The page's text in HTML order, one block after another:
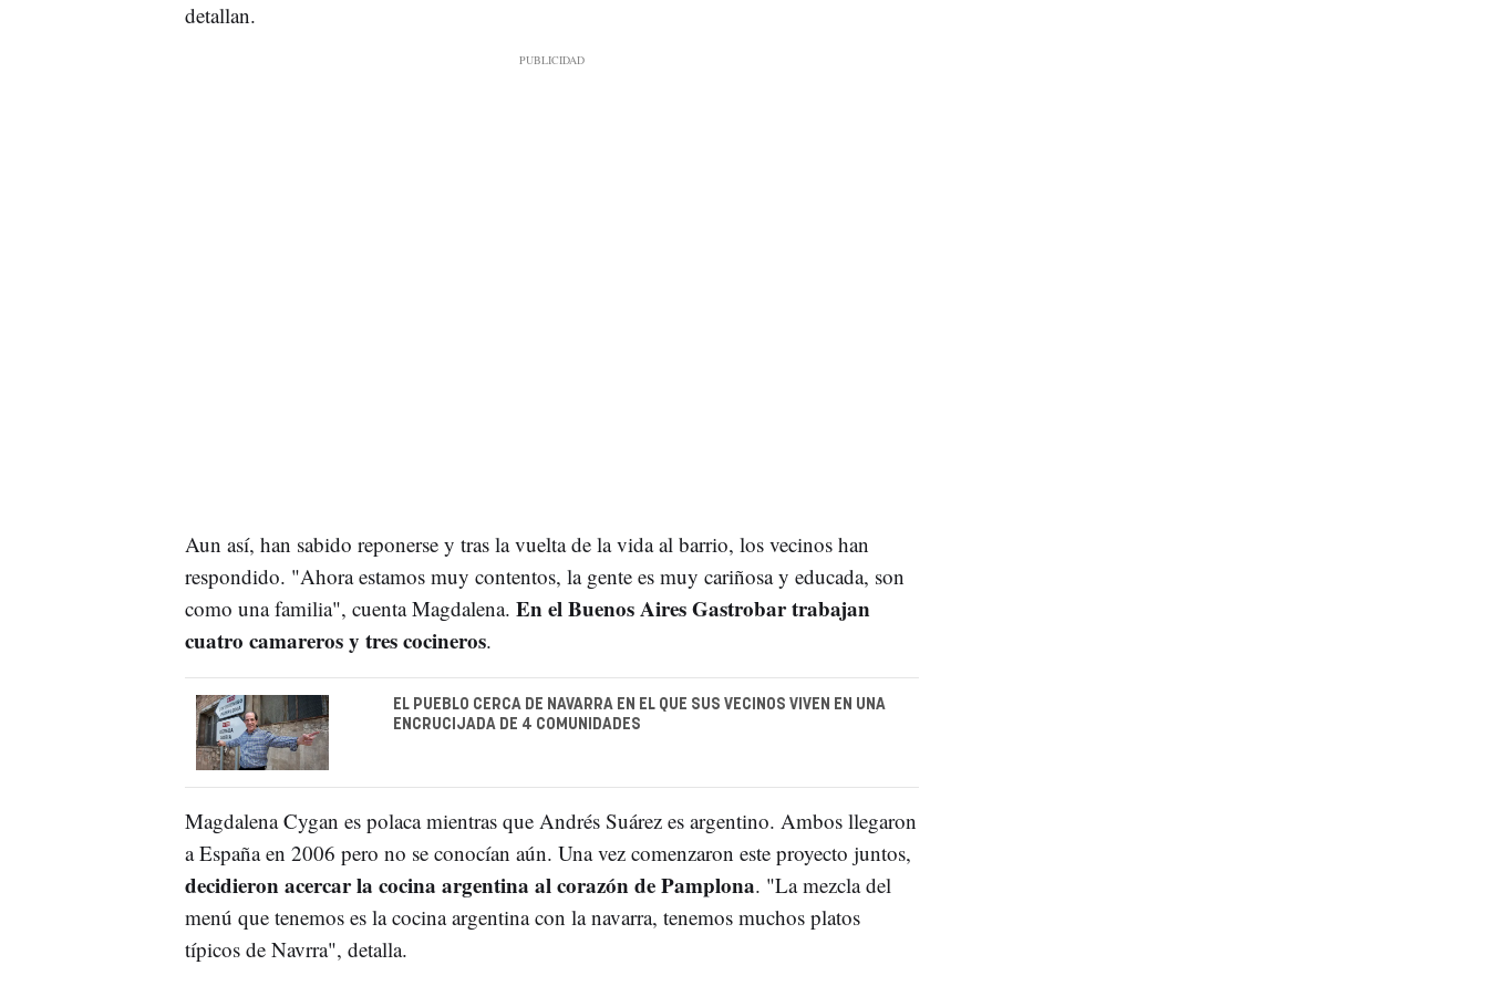
detallan.
Aun así, han sabido reponerse y tras la vuelta de la vida al barrio, los vecinos han
respondido. "Ahora estamos muy contentos, la gente es muy cariñosa y educada, son
como una familia", cuenta Magdalena. En el Buenos Aires Gastrobar trabajan
cuatro camareros y tres cocineros.
EL PUEBLO CERCA DE NAVARRA EN EL QUE SUS VECINOS VIVEN EN UNA
ENCRUCIJADA DE 4 COMUNIDADES
Magdalena Cygan es polaca mientras que Andrés Suárez es argentino. Ambos llegaron
a España en 2006 pero no se conocían aún. Una vez comenzaron este proyecto juntos,
decidieron acercar la cocina argentina al corazón de Pamplona. "La mezcla del
menú que tenemos es la cocina argentina con la navarra, tenemos muchos platos
típicos de Navrra", detalla.